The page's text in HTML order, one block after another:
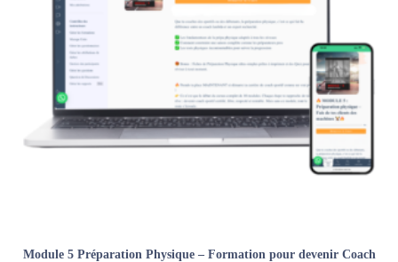
Module 5 Préparation Physique – Formation pour devenir Coach